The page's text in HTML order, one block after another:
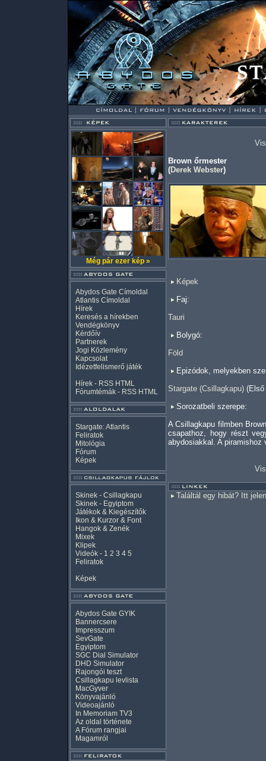
Még pár ezer kép »
Abydos Gate Címoldal
Atlantis Címoldal
Hírek
Keresés a hírekben
Vendégkönyv
Kérdőív
Partnerek
Jogi Közlemény
Kapcsolat
Idézetfelismerő játék
Hírek - RSS HTML
Fórumtémák - RSS HTML
Stargate: Atlantis
Feliratok
Mitológia
Fórum
Képek
Skinek - Csillagkapu
Skinek - Egyiptom
Játékok & Kiegészítők
Ikon & Kurzor & Font
Hangok & Zenék
Mixek
Klipek
Videók - 1 2 3 4 5
Feliratok
Képek
Abydos Gate GYIK
Bannercsere
Impresszum
SevGate
Egyiptom
SGC Dial Simulator
DHD Simulator
Rajongói teszt
Csillagkapu levlista
MacGyver
Könyvajánló
Videoajánló
In Memoriam TV3
Az oldal története
A Fórum rangjai
Magamról
Brown őrmester
(Derek Webster)
Képek
Faj:
Tauri
Bolygó:
Föld
Epizódok, melyekben
Stargate (Csillagkapu) (Első
Sorozatbeli szerepe:
A Csillagkapu filmben
csapathoz, hogy részt
abydosiakkal. A
Találtál egy hibát? Itt